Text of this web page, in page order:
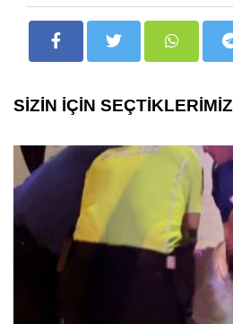
SİZİN İÇİN SEÇTİKLERİMİZ